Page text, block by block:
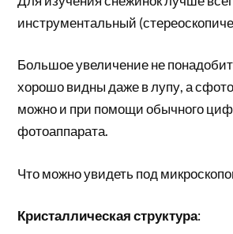
инструментальный
Большое увеличение не
хорошо видны даже в лупу, а
можно и при помощи обычного
фотоаппарата.
Что можно увидеть под
Кристаллическая структура: